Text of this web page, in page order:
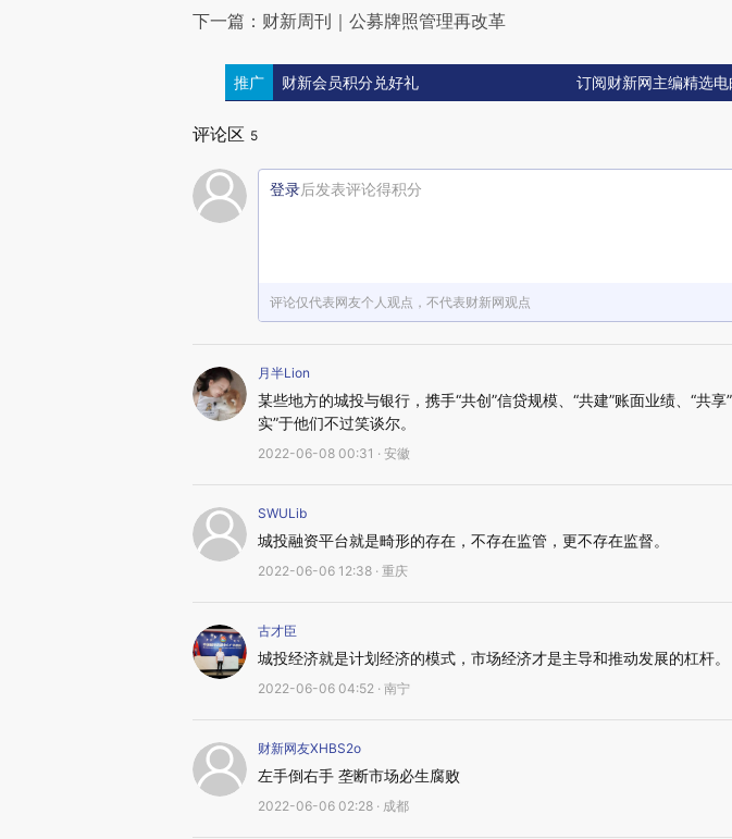
下一篇：财新周刊｜公募牌照管理再改革
推广 财新会员积分兑好礼 订阅财新网主编精选电
评论区 5
登录后发表评论得积分
评论仅代表网友个人观点，不代表财新网观点
月半Lion
某些地方的城投与银行，携手“共创”信贷规模、“共建”账面业绩、“共享
实”于他们不过笑谈尔。
2022-06-08 00:31 · 安徽
SWULib
城投融资平台就是畸形的存在，不存在监管，更不存在监督。
2022-06-06 12:38 · 重庆
古才臣
城投经济就是计划经济的模式，市场经济才是主导和推动发展的杠杆。
2022-06-06 04:52 · 南宁
财新网友XHBS2o
左手倒右手 垄断市场必生腐败
2022-06-06 02:28 · 成都